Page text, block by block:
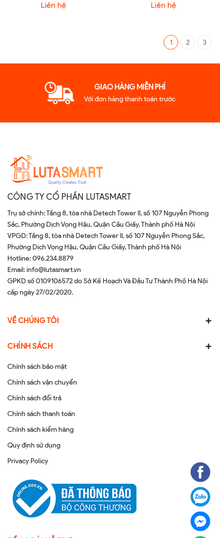
Liên hệ Liên hệ
1 2 3
GIAO HÀNG MIỄN PHÍ
Với đơn hàng thanh toán trước
CÔNG TY CỔ PHẦN LUTASMART
Trụ sở chính: Tầng 8, tòa nhà Detech Tower II, số 107 Nguyễn Phong
Sắc, Phường Dịch Vọng Hậu, Quận Cầu Giấy, Thành phố Hà Nội
VPGD: Tầng 8, tòa nhà Detech Tower II, số 107 Nguyễn Phong Sắc,
Phường Dịch Vọng Hậu, Quận Cầu Giấy, Thành phố Hà Nội
Hotline:096.234.8879
Email:info@lutasmart.vn
GPKD số 0109106572 do Sở Kế Hoạch Và Đầu Tư Thành Phố Hà Nội
cấp ngày 27/02/2020.
VỀ CHÚNG TÔI
CHÍNH SÁCH
Chính sách bảo mật
Chính sách vận chuyển
Chính sách đổi trả
Chính sách thanh toán
Chính sách kiểm hàng
Quy định sử dụng
Privacy Policy